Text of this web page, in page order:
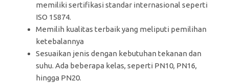
memiliki sertifikasi standar internasional seperti
ISO 15874.
Memilih kualitas terbaik yang meliputi pemilihan
ketebalannya
Sesuaikan jenis dengan kebutuhan tekanan dan
suhu. Ada beberapa kelas, seperti PN10, PN16,
hingga PN20.